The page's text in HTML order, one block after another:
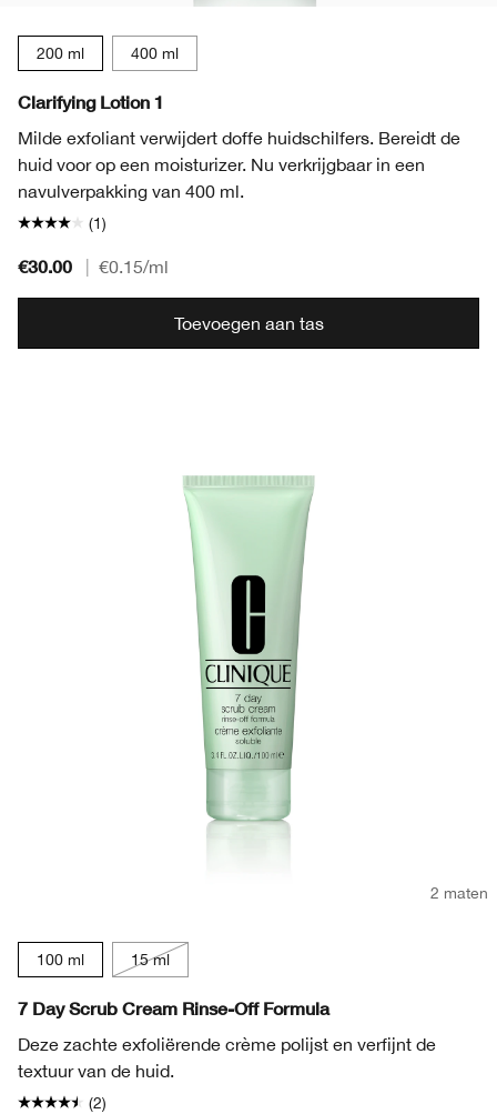
200 ml 400 ml
Clarifying Lotion 1
Milde exfoliant verwijdert doffe huidschilfers. Bereidt de
huid voor op een moisturizer. Nu verkrijgbaar in een
navulverpakking van 400 ml.
(1)
€30.00 €0.15/ml
Toevoegen aan tas
2 maten
100 ml 15 ml
7 Day Scrub Cream Rinse-Off Formula
Deze zachte exfoliërende crème polijst en verfijnt de
textuur van de huid.
(2)